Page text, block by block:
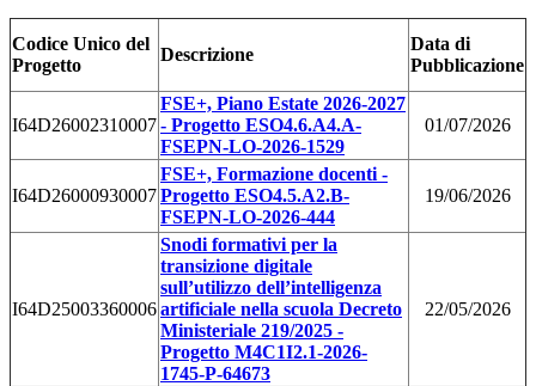
Codice Unico del
Progetto
Descrizione
Data di
Pubblicazione
I64D26002310007
FSE+, Piano Estate 2026-2027
- Progetto ESO4.6.A4.A-
FSEPN-LO-2026-1529
01/07/2026
I64D26000930007
FSE+, Formazione docenti -
Progetto ESO4.5.A2.B-
FSEPN-LO-2026-444
19/06/2026
I64D25003360006
Snodi formativi per la
transizione digitale
sull’utilizzo dell’intelligenza
artificiale nella scuola Decreto
Ministeriale 219/2025 -
Progetto M4C1I2.1-2026-
1745-P-64673
22/05/2026